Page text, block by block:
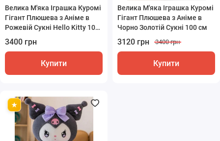
Велика М'яка Іграшка Куромі
Гігант Плюшева з Аніме в
Рожевій Сукні Hello Kitty 100
см
3400 грн
Купити
Велика М'яка Іграшка Куромі
Гігант Плюшева з Аніме в
Чорно Золотій Сукні 100 см
3120 грн 3400 грн
Купити